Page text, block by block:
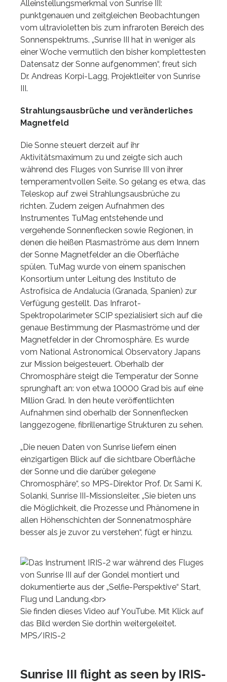
Alleinstellungsmerkmal von Sunrise III:
punktgenauen und zeitgleichen Beobachtungen
vom ultravioletten bis zum infraroten Bereich des
Sonnenspektrums. „Sunrise III hat in weniger als
einer Woche vermutlich den bisher komplettesten
Datensatz der Sonne aufgenommen“, freut sich
Dr. Andreas Korpi-Lagg, Projektleiter von Sunrise
III.
Strahlungsausbrüche und veränderliches
Magnetfeld
Die Sonne steuert derzeit auf ihr
Aktivitätsmaximum zu und zeigte sich auch
während des Fluges von Sunrise III von ihrer
temperamentvollen Seite. So gelang es etwa, das
Teleskop auf zwei Strahlungsausbrüche zu
richten. Zudem zeigen Aufnahmen des
Instrumentes TuMag entstehende und
vergehende Sonnenflecken sowie Regionen, in
denen die heißen Plasmaströme aus dem Innern
der Sonne Magnetfelder an die Oberfläche
spülen. TuMag wurde von einem spanischen
Konsortium unter Leitung des Instituto de
Astrofísica de Andalucía (Granada, Spanien) zur
Verfügung gestellt. Das Infrarot-
Spektropolarimeter SCIP spezialisiert sich auf die
genaue Bestimmung der Plasmaströme und der
Magnetfelder in der Chromosphäre. Es wurde
vom National Astronomical Observatory Japans
zur Mission beigesteuert. Oberhalb der
Chromosphäre steigt die Temperatur der Sonne
sprunghaft an: von etwa 10000 Grad bis auf eine
Million Grad. In den heute veröffentlichten
Aufnahmen sind oberhalb der Sonnenflecken
langgezogene, fibrillenartige Strukturen zu sehen.
„Die neuen Daten von Sunrise liefern einen
einzigartigen Blick auf die sichtbare Oberfläche
der Sonne und die darüber gelegene
Chromosphäre“, so MPS-Direktor Prof. Dr. Sami K.
Solanki, Sunrise III-Missionsleiter. „Sie bieten uns
die Möglichkeit, die Prozesse und Phänomene in
allen Höhenschichten der Sonnenatmosphäre
besser als je zuvor zu verstehen“, fügt er hinzu.
Sie finden dieses Video auf YouTube. Mit Klick auf
das Bild werden Sie dorthin weitergeleitet.
MPS/IRIS-2
Sunrise III flight as seen by IRIS-